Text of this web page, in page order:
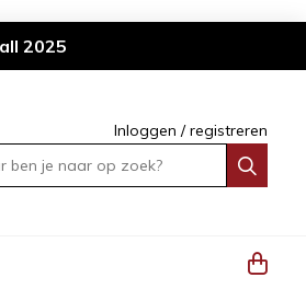
2025
Inloggen /registreren
je naar op zoek?